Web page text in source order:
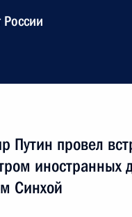
России
Путин провел
иностранных
Синхой